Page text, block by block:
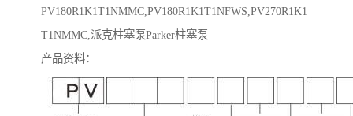
PV180R1K1T1NMMC,PV180R1K1T1NFWS,PV270R1K1
T1NMMC,派克柱塞泵Parker柱塞泵
产品资料：